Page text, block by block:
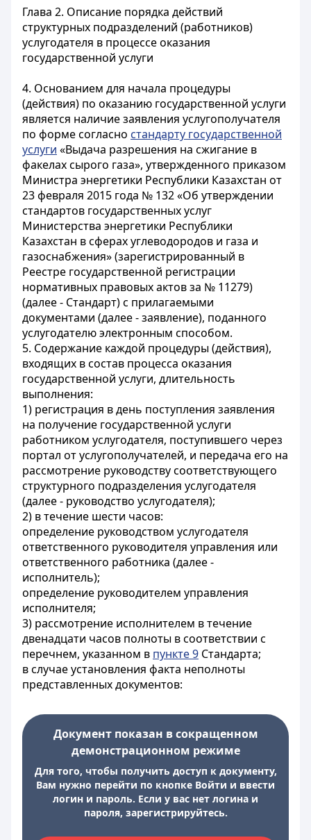
Глава 2. Описание порядка действий
структурных подразделений (работников)
услугодателя в процессе оказания
государственной услуги
4. Основанием для начала процедуры
(действия) по оказанию государственной услуги
является наличие заявления услугополучателя
по форме согласно стандарту государственной
услуги «Выдача разрешения на сжигание в
факелах сырого газа», утвержденного приказом
Министра энергетики Республики Казахстан от
23 февраля 2015 года № 132 «Об утверждении
стандартов государственных услуг
Министерства энергетики Республики
Казахстан в сферах углеводородов и газа и
газоснабжения» (зарегистрированный в
Реестре государственной регистрации
нормативных правовых актов за № 11279)
(далее - Стандарт) с прилагаемыми
документами (далее - заявление), поданного
услугодателю электронным способом.
5. Содержание каждой процедуры (действия),
входящих в состав процесса оказания
государственной услуги, длительность
выполнения:
1) регистрация в день поступления заявления
на получение государственной услуги
работником услугодателя, поступившего через
портал от услугополучателей, и передача его на
рассмотрение руководству соответствующего
структурного подразделения услугодателя
(далее - руководство услугодателя);
2) в течение шести часов:
определение руководством услугодателя
ответственного руководителя управления или
ответственного работника (далее -
исполнитель);
определение руководителем управления
исполнителя;
3) рассмотрение исполнителем в течение
двенадцати часов полноты в соответствии с
перечнем, указанном в пункте 9 Стандарта;
в случае установления факта неполноты
представленных документов:
Документ показан в сокращенном
демонстрационном режиме
Для того, чтобы получить доступ к документу,
Вам нужно перейти по кнопке Войти и ввести
логин и пароль. Если у вас нет логина и
пароля, зарегистрируйтесь.